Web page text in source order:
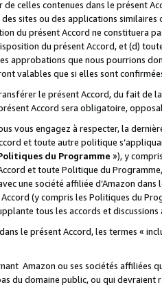
celles contenues dans le présent
sites ou des applications
du présent Accord ne constituera
du présent Accord, et (d)
approbations que nous pourrions
valables que si elles sont
le présent Accord, du fait de
Accord sera obligatoire,
vous engagez à respecter, la
et toute autre politique
du Programme »), y
et toute Politique du
une société affiliée d’Amazon
(y compris les Politiques du
tous les accords et discussions
le présent Accord, les termes «
Amazon ou ses sociétés affiliées
du domaine public, ou qui